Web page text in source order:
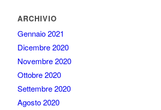
ARCHIVIO
Gennaio 2021
Dicembre 2020
Novembre 2020
Ottobre 2020
Settembre 2020
Agosto 2020